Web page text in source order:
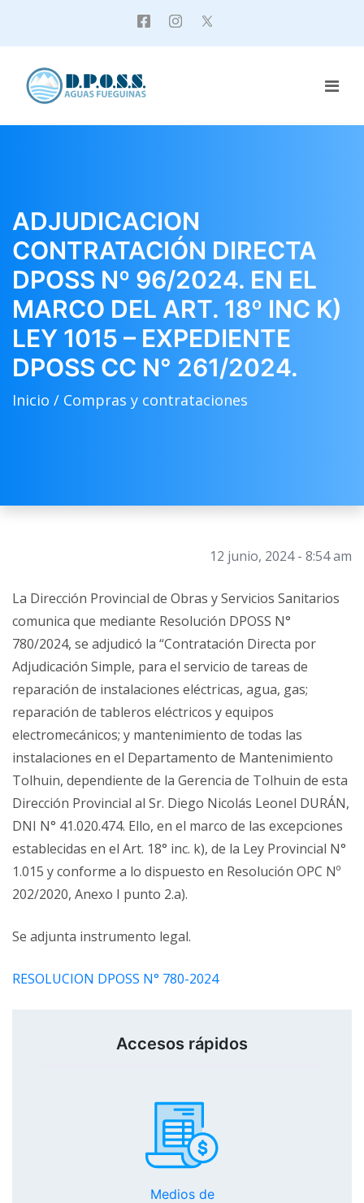
ADJUDICACION
CONTRATACIÓN DIRECTA
DPOSS Nº 96/2024. EN EL
MARCO DEL ART. 18º INC K)
LEY 1015 – EXPEDIENTE
DPOSS CC N° 261/2024.
Inicio / Compras y contrataciones
12 junio, 2024 - 8:54 am
La Dirección Provincial de Obras y Servicios Sanitarios
comunica que mediante Resolución DPOSS N°
780/2024, se adjudicó la “Contratación Directa por
Adjudicación Simple, para el servicio de tareas de
reparación de instalaciones eléctricas, agua, gas;
reparación de tableros eléctricos y equipos
electromecánicos; y mantenimiento de todas las
instalaciones en el Departamento de Mantenimiento
Tolhuin, dependiente de la Gerencia de Tolhuin de esta
Dirección Provincial al Sr. Diego Nicolás Leonel DURÁN,
DNI N° 41.020.474. Ello, en el marco de las excepciones
establecidas en el Art. 18° inc. k), de la Ley Provincial N°
1.015 y conforme a lo dispuesto en Resolución OPC Nº
202/2020, Anexo I punto 2.a).
Se adjunta instrumento legal.
RESOLUCION DPOSS N° 780-2024
Accesos rápidos
Medios de